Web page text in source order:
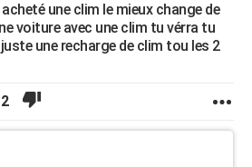
une clim le mieux change de
voiture avec une clim tu vérra tu
une recharge de clim tou les 2
2